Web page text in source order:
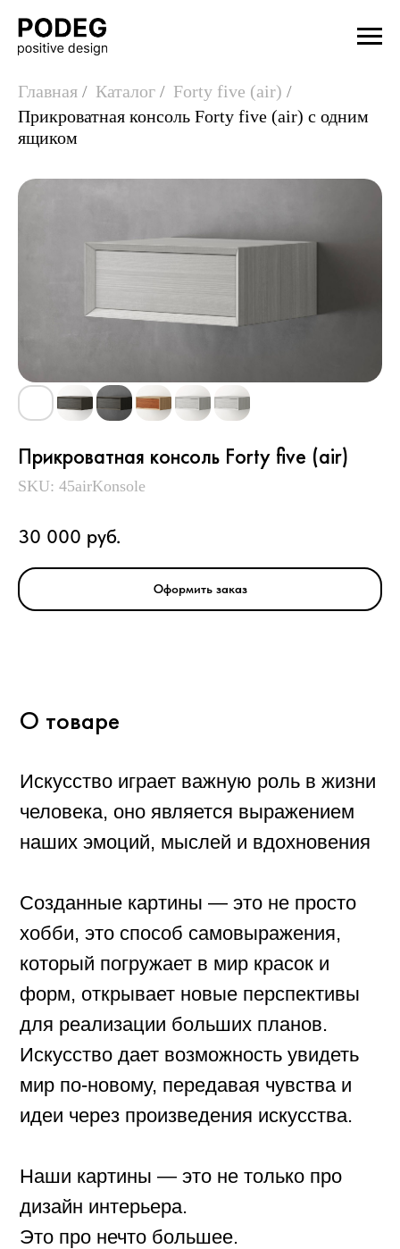
Главная / Каталог / Forty five (air) /
Прикроватная консоль Forty five (air) с одним
ящиком
Прикроватная консоль Forty five (air)
SKU: 45airKonsole
30 000 руб.
Оформить заказ
Детали
человека, оно является выражением
наших эмоций, мыслей и вдохновения
форм, открывает новые перспективы
для реализации больших планов.
мир по-новому, передавая чувства и
идеи через произведения искусства.
Наши картины — это не только про
Ширина, см 700
Материал:
корпус - МДФ, шпон дуба, 19мм
фасады - МДФ, шпон дуба, 19мм
ящики - МДФ, шпон дуба, 17мм
фурнитура - Push to open, с
Страна производства: Россия
Высота, см 18